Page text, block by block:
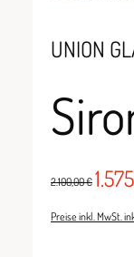
UNION
2.100,00 €
Preise inkl. MwSt.